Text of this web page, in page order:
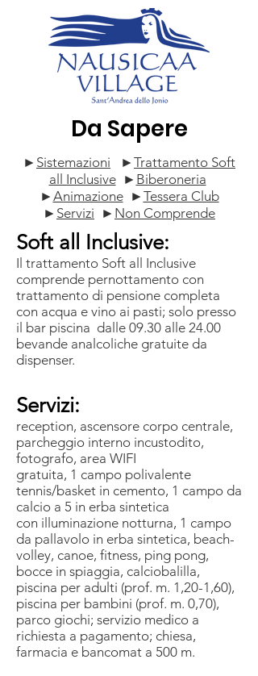
Da Sapere
► Sistemazioni ► Trattamento Soft
all Inclusive► Biberoneria
► Animazione► Tessera Club
► Servizi ► Non Comprende
Soft all Inclusive:
Il trattamento Soft all Inclusive
comprende pernottamento con
trattamento di pensione completa
con acqua e vino ai pasti; solo presso
il bar piscina dalle 09.30 alle 24.00
bevande analcoliche gratuite da
dispenser.
Servizi:
reception, ascensore corpo centrale,
parcheggio interno incustodito,
fotografo, area WIFI
gratuita, 1 campo polivalente
tennis/basket in cemento, 1 campo da
calcio a 5 in erba sintetica
con illuminazione notturna, 1 campo
da pallavolo in erba sintetica, beach-
volley, canoe, fitness, ping pong,
bocce in spiaggia, calciobalilla,
piscina per adulti (prof. m. 1,20-1,60),
piscina per bambini (prof. m. 0,70),
parco giochi; servizio medico a
richiesta a pagamento; chiesa,
farmacia e bancomat a 500 m.